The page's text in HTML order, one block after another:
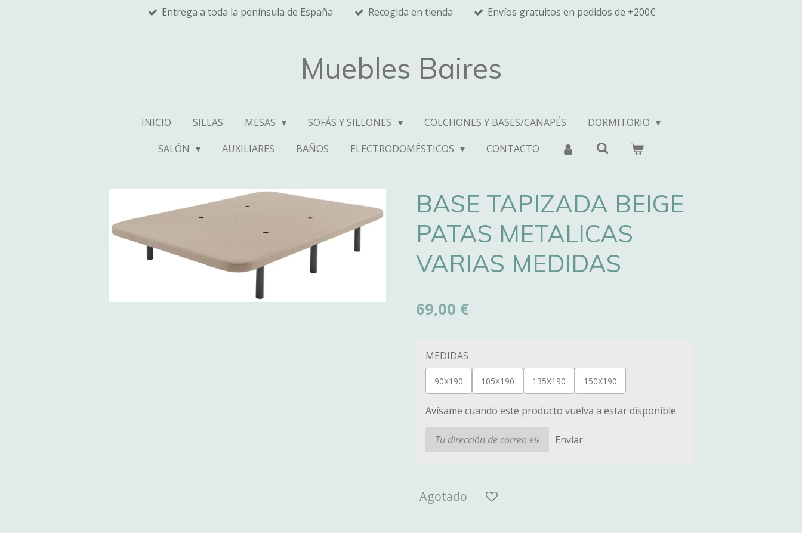
Entrega a toda la península de España Recogida en tienda Envíos gratuitos en pedidos de +200€
Muebles Baires
INICIO SILLAS MESAS SOFÁS Y SILLONES COLCHONES Y BASES/CANAPÉS
DORMITORIO
SALÓN
AUXILIARES BAÑOS ELECTRODOMÉSTICOS CONTACTO
BASE TAPIZADA BEIGE
PATAS METALICAS
VARIAS MEDIDAS
69,00 €
MEDIDAS
90X190 105X190 135X190 150X190
Avísame cuando este producto vuelva a estar disponible.
Enviar
Agotado